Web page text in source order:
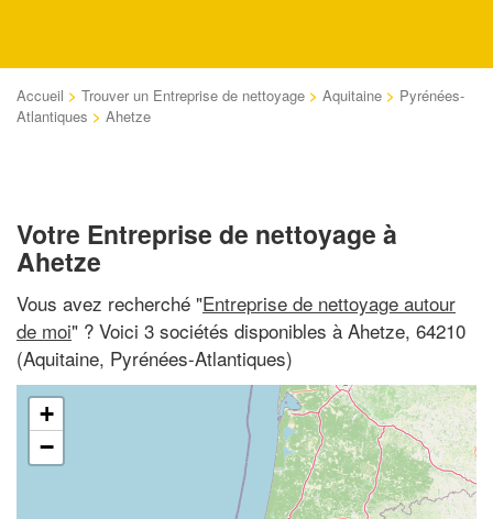
Accueil > Trouver un Entreprise de nettoyage > Aquitaine > Pyrénées-
Atlantiques > Ahetze
Votre Entreprise de nettoyage à
Ahetze
Vous avez recherché "Entreprise de nettoyage autour
de moi" ? Voici 3 sociétés disponibles à Ahetze, 64210
(Aquitaine, Pyrénées-Atlantiques)
+
−